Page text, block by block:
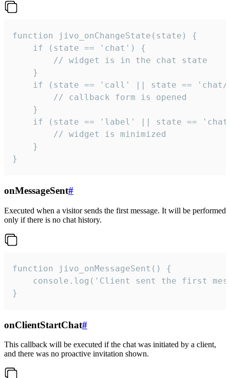
function jivo_onChangeState(state) {
    if (state == 'chat') {
        // widget is in the chat state
    }
if (state == 'call' || state ==
        // callback form is opened
    }
if (state == 'label' || state ==
        // widget is minimized
    }
}
onMessageSent#
Executed when a visitor sends the first message. It will be performed
only if there is no chat history.
function jivo_onMessageSent() {
console.log('Client sent the first
}
onClientStartChat#
This callback will be executed if the chat was initiated by a client,
and there was no proactive invitation shown.